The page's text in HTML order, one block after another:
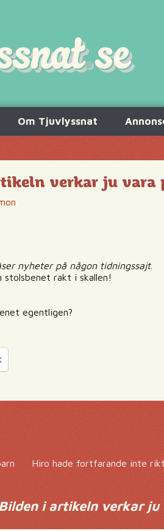
Om Tjuvlyssnat
verkar ju vara
nyheter på någon tidningssajt.
rakt i skallen!
egentligen?
Hiro hade fortfarande inte
i artikeln verkar ju